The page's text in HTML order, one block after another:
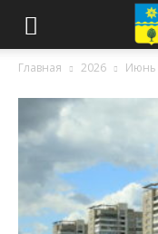
Главная 2026 Июнь